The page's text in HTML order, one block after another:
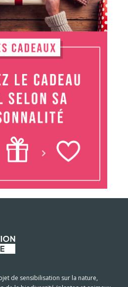
de sensibilisation sur la nature,